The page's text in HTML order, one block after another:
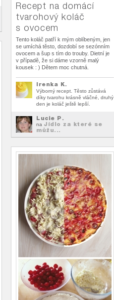
Recept na domácí
tvarohový koláč
s ovocem
Tento koláč patří k mým oblíbeným, jen
se umíchá těsto, dozdobí se sezónním
ovocem a šup s tím do trouby. Dietní je
v případě, že si dáme vzorně malý
kousek : ) Dětem moc chutná.
Irenka K.
Výborný recept. Těsto zůstává
díky tvarohu krásně vláčné, druhý
den je koláč ještě lepší.
Lucie P.
na Jídlo za které se
můžu...